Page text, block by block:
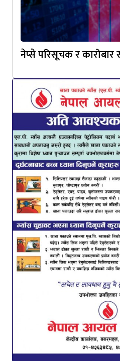
नेप्से परिसूचक र